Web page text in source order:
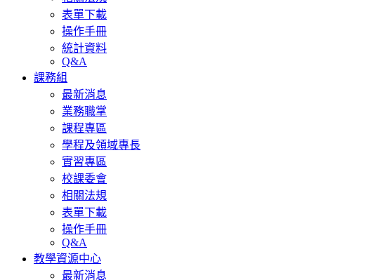
表單下載
操作手冊
統計資料
Q&A
課務組
最新消息
業務職掌
課程專區
學程及領域專長
實習專區
校課委會
相關法規
表單下載
操作手冊
Q&A
教學資源中心
最新消息